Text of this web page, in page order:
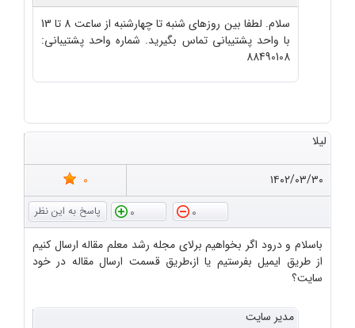
سلام. لطفا بین روزهای شنبه تا چهارشنبه از ساعت 8 تا 13
با واحد پشتیبانی تماس بگیرید. شماره واحد پشتیبانی:
88490108
لیلا
۱۴۰۲/۰۳/۳۰
0
0
0
باسلام و درود اگر بخواهیم برلای مجله رشد معلم مقاله ارسال کنیم
از طریق ایمیل بفرستیم یا از،طریق قسمت ارسال مقاله در خود
سایت؟
مدیر سایت